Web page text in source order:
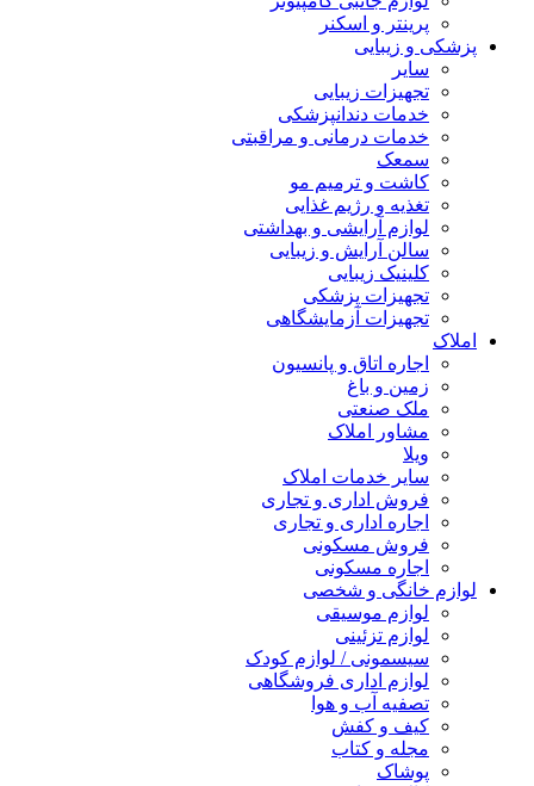
پرینتر و اسکنر
پزشکی و زیبایی
سایر
تجهیزات زیبایی
خدمات دندانپزشکی
خدمات درمانی و مراقبتی
سمعک
کاشت و ترمیم مو
تغذیه و رژیم غذایی
لوازم آرایشی و بهداشتی
سالن آرایش و زیبایی
کلینیک زیبایی
تجهیزات پزشکی
تجهیزات آزمایشگاهی
املاک
اجاره اتاق و پانسیون
زمین و باغ
ملک صنعتی
مشاور املاک
ویلا
سایر خدمات املاک
فروش اداری و تجاری
اجاره اداری و تجاری
فروش مسکونی
اجاره مسکونی
لوازم خانگی و شخصی
لوازم موسیقی
لوازم تزئینی
سیسمونی / لوازم کودک
لوازم اداری فروشگاهی
تصفیه آب و هوا
کیف و کفش
مجله و کتاب
پوشاک